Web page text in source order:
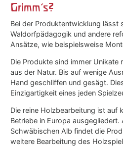
Grimm's?
Bei der Produktentwicklung lässt
Waldorfpädagogik und andere
Ansätze, wie beispielsweise
Die Produkte sind immer Unikate
aus der Natur. Bis auf wenige
Hand geschliffen und gesägt.
Einzigartigkeit eines jeden
Die reine Holzbearbeitung ist auf
Betriebe in Europa
Schwäbischen Alb findet die
weitere Bearbeitung des